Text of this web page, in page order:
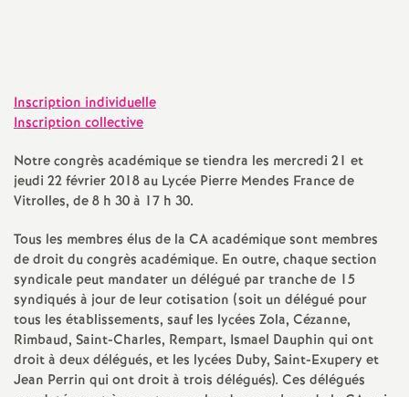
i
o
n
a
l
d
Inscription individuelle
Inscription collective
Notre congrès académique se tiendra les mercredi 21 et
jeudi 22 février 2018 au Lycée Pierre Mendes France de
Vitrolles, de 8 h 30 à 17 h 30.
Tous les membres élus de la CA académique sont membres
de droit du congrès académique. En outre, chaque section
syndicale peut mandater un délégué par tranche de 15
syndiqués à jour de leur cotisation (soit un délégué pour
tous les établissements, sauf les lycées Zola, Cézanne,
Rimbaud, Saint-Charles, Rempart, Ismael Dauphin qui ont
droit à deux délégués, et les lycées Duby, Saint-Exupery et
Jean Perrin qui ont droit à trois délégués). Ces délégués